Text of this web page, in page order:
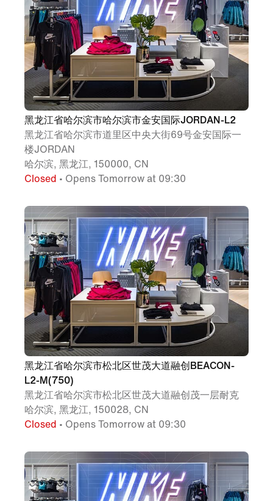
黑龙江省哈尔滨市哈尔滨市金安国际JORDAN-L2
黑龙江省哈尔滨市道里区中央大街69号金安国际一
楼JORDAN
哈尔滨, 黑龙江, 150000, CN
Closed • Opens Tomorrow at 09:30
黑龙江省哈尔滨市松北区世茂大道融创BEACON-
L2-M(750)
黑龙江省哈尔滨市松北区世茂大道融创茂一层耐克
哈尔滨, 黑龙江, 150028, CN
Closed • Opens Tomorrow at 09:30